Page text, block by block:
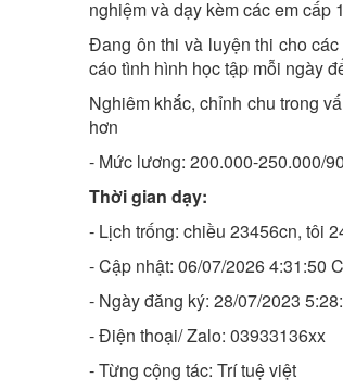
nghiệm và dạy kèm các em cấp
Đang ôn thi và luyện thi cho
cáo tình hình học tập mỗi ngày
Nghiêm khắc, chỉnh chu trong
hơn
- Mức lương: 200.000-250.000/
Thời gian dạy:
- Lịch trống: chiều 23456cn, tôi
- Cập nhật: 06/07/2026 4:31:50
- Ngày đăng ký: 28/07/2023
- Điện thoại/ Zalo: 03933136xx
- Từng cộng tác: Trí tuệ việt